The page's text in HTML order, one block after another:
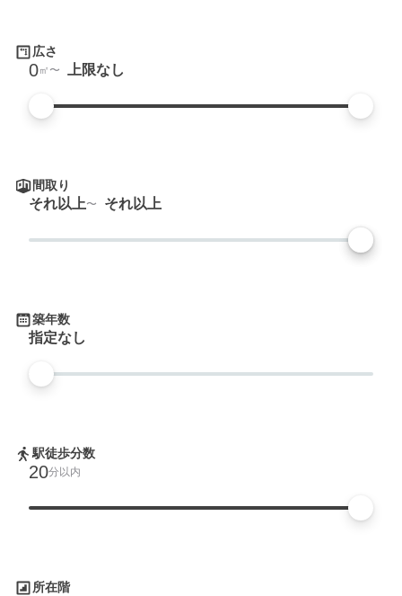
広さ
0㎡ 上限なし
間取り
それ以上 それ以上
築年数
指定なし
駅徒歩分数
20分以内
所在階